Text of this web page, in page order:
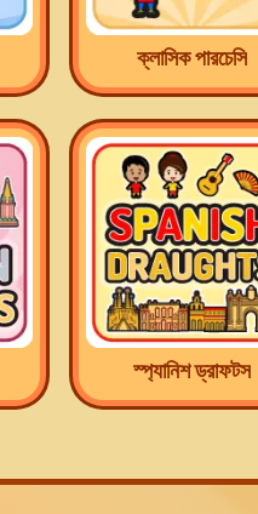
ক্লাসিক পারচেসি
স্প্যানিশ ড্রাফটস